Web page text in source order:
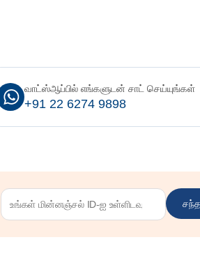
+91 22 6274 9898
வாட்ஸ்ஆப்பில் எங்களுடன் சாட் செய்யுங்கள்